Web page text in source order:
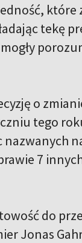
które
tekę
o
tego
7
do
Jonas